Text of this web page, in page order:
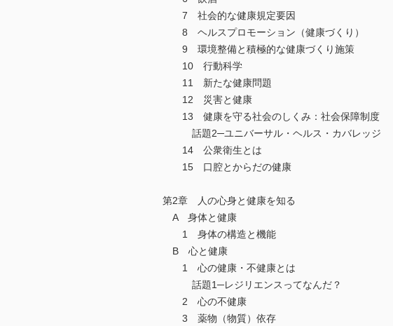
7 社会的な健康規定要因
8 ヘルスプロモーション（健康づくり）
9 環境整備と積極的な健康づくり施策
10 行動科学
11 新たな健康問題
12 災害と健康
13 健康を守る社会のしくみ：社会保障制度
話題2─ユニバーサル・ヘルス・カバレッジ
14 公衆衛生とは
15 口腔とからだの健康
第2章 人の心身と健康を知る
A 身体と健康
1 身体の構造と機能
B 心と健康
1 心の健康・不健康とは
話題1─レジリエンスってなんだ？
2 心の不健康
3 薬物（物質）依存